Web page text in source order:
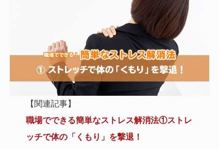
【関連記事】
職場でできる簡単なストレス解消法①ストレ
ッチで体の「くもり」を撃退！